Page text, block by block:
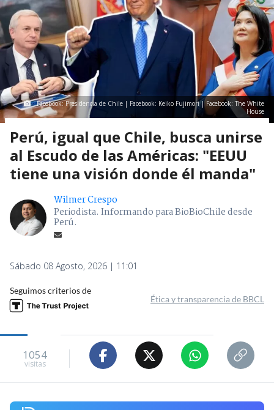
Facebook: Presidencia de Chile | Facebook: Keiko Fujimori | Facebook: The White
House
Perú, igual que Chile, busca unirse
al Escudo de las Américas: "EEUU
tiene una visión donde él manda"
Wilmer Crespo
Periodista. Informando para BioBioChile desde
Perú.
Sábado 08 Agosto, 2026 | 11:01
Seguimos criterios de
Ética y transparencia de BBCL
1054
visitas